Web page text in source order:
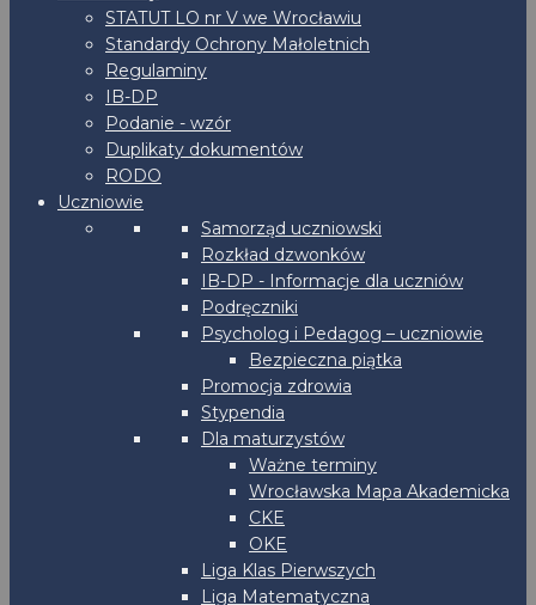
STATUT LO nr V we Wrocławiu
Standardy Ochrony Małoletnich
Regulaminy
IB-DP
Podanie - wzór
Duplikaty dokumentów
RODO
Uczniowie
Samorząd uczniowski
Rozkład dzwonków
IB-DP - Informacje dla uczniów
Podręczniki
Psycholog i Pedagog – uczniowie
Bezpieczna piątka
Promocja zdrowia
Stypendia
Dla maturzystów
Ważne terminy
Wrocławska Mapa Akademicka
CKE
OKE
Liga Klas Pierwszych
Liga Matematyczna